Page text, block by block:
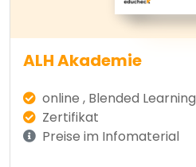
ALH Akademie
online , Blended Learning
Zertifikat
Preise im Infomaterial